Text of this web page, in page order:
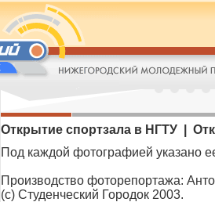
Открытие спортзала в НГТУ |
Под каждой фотографией указано
Производство фоторепортажа:
(с) Студенческий Городок 2003.